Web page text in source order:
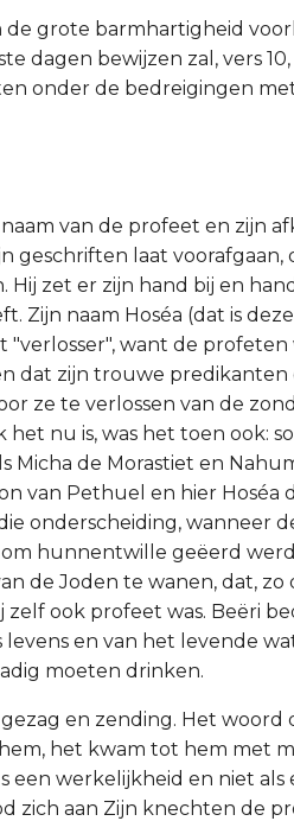
de grote barmhartigheid
dagen bewijzen zal, vers
onder de bedreigingen
van de profeet en zijn
geschriften laat voorafgaan,
Hij zet er zijn hand bij en
Zijn naam Hoséa (dat is
"verlosser", want de
dat zijn trouwe
ze te verlossen van de
het nu is, was het toen ook:
Micha de Morastiet en
van Pethuel en hier Hoséa
onderscheiding, wanneer
hunnentwille geëerd
de Joden te wanen, dat,
zelf ook profeet was. Beëri
levens en van het levende
moeten drinken.
gezag en zending. Het
het kwam tot hem met
een werkelijkheid en niet
zich aan Zijn knechten de